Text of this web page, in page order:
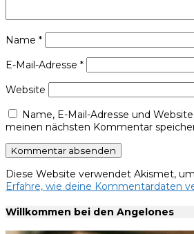
Name *
E-Mail-Adresse *
Website
Name, E-Mail-Adresse und
meinen nächsten Kommentar
Diese Website verwendet Akismet,
Erfahre, wie deine Kommentardaten
Willkommen bei den Angelones